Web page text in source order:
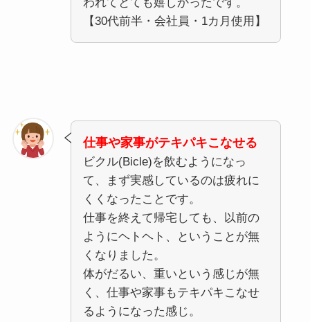
われてとても嬉しかったです。
【30代前半・会社員・1カ月使用】
仕事や家事がテキパキこなせる
ビクル(Bicle)を飲むようになっ
て、まず実感しているのは疲れに
くくなったことです。
仕事を終えて帰宅しても、以前の
ようにヘトヘト、ということが無
くなりました。
体がだるい、重いという感じが無
く、仕事や家事もテキパキこなせ
るようになった感じ。